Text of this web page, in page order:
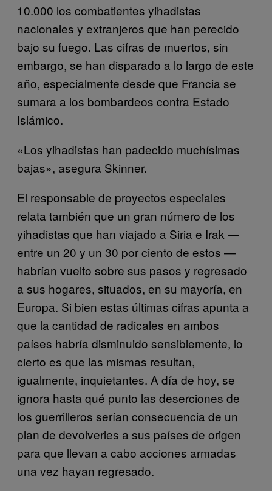
10.000 los combatientes yihadistas
nacionales y extranjeros que han perecido
bajo su fuego. Las cifras de muertos, sin
embargo, se han disparado a lo largo de este
año, especialmente desde que Francia se
sumara a los bombardeos contra Estado
Islámico.
«Los yihadistas han padecido muchísimas
bajas», asegura Skinner.
El responsable de proyectos especiales
relata también que un gran número de los
yihadistas que han viajado a Siria e Irak —
entre un 20 y un 30 por ciento de estos —
habrían vuelto sobre sus pasos y regresado
a sus hogares, situados, en su mayoría, en
Europa. Si bien estas últimas cifras apunta a
que la cantidad de radicales en ambos
países habría disminuido sensiblemente, lo
cierto es que las mismas resultan,
igualmente, inquietantes. A día de hoy, se
ignora hasta qué punto las deserciones de
los guerrilleros serían consecuencia de un
plan de devolverles a sus países de origen
para que llevan a cabo acciones armadas
una vez hayan regresado.